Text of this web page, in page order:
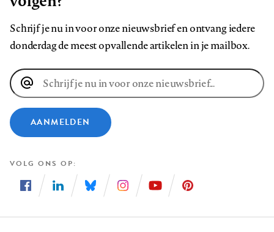
Schrijf je nu in voor onze nieuwsbrief en ontvang iedere
donderdag de meest opvallende artikelen in je mailbox.
E-
mailadres
AANMELDEN
VOLG ONS OP
ons
ons
ons
ons
ons
ons